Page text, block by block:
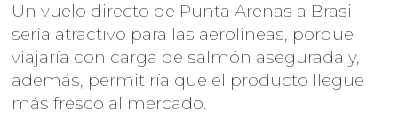
Un vuelo directo de Punta Arenas a Brasil
sería atractivo para las aerolíneas, porque
viajaría con carga de salmón asegurada y,
además, permitiría que el producto llegue
más fresco al mercado.